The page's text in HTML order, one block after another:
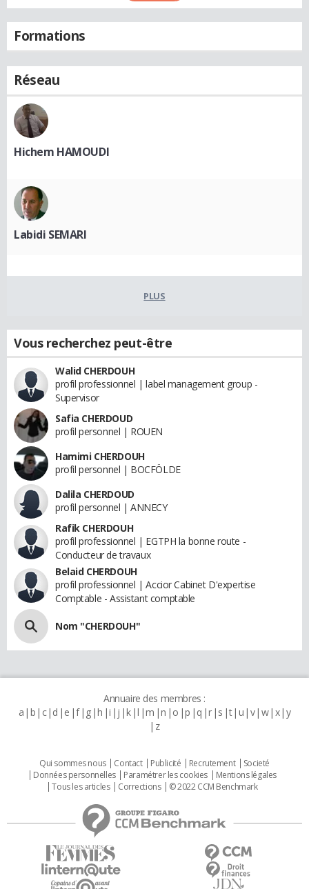
Formations
Réseau
Hichem HAMOUDI
Labidi SEMARI
PLUS
Vous recherchez peut-être
Walid CHERDOUH
profil professionnel | label management group -
Supervisor
Safia CHERDOUD
profil personnel | ROUEN
Hamimi CHERDOUH
profil personnel | BOCFÖLDE
Dalila CHERDOUD
profil personnel | ANNECY
Rafik CHERDOUH
profil professionnel | EGTPH la bonne route -
Conducteur de travaux
Belaid CHERDOUH
profil professionnel | Accior Cabinet D'expertise
Comptable - Assistant comptable
Nom "CHERDOUH"
Annuaire des membres :
a b c d e f g h i j k l m n o p q r s t u v w x y
z
Qui sommes nous Contact Publicité Recrutement
Societé
Données personnelles
Paramétrer les cookies
Mentions légales
Tous les articles
Corrections © 2022 CCM Benchmark